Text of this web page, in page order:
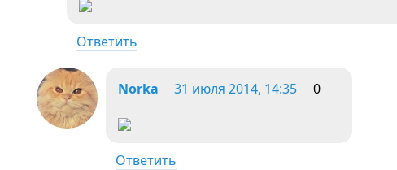
Ответить
Norka 31 июля 2014, 14:35 0
Ответить